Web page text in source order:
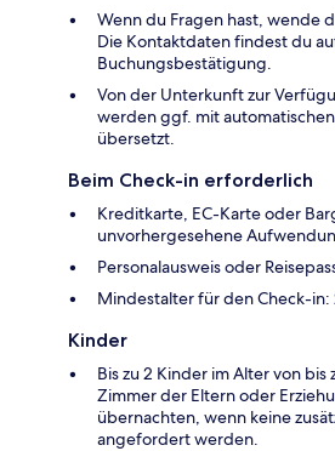
Wenn du Fragen hast, wende
Die Kontaktdaten findest du
Buchungsbestätigung.
Von der Unterkunft zur
werden ggf. mit
übersetzt.
Beim Check-in erforderlich
Kreditkarte, EC-Karte oder
unvorhergesehene
Personalausweis oder
Mindestalter für den Check-in:
Kinder
Bis zu 2 Kinder im Alter von bis
Zimmer der Eltern oder
übernachten, wenn keine
angefordert werden.